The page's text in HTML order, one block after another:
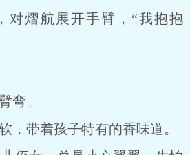
对熠航展开手臂，“我抱抱
弯。
，带着孩子特有的香味道。